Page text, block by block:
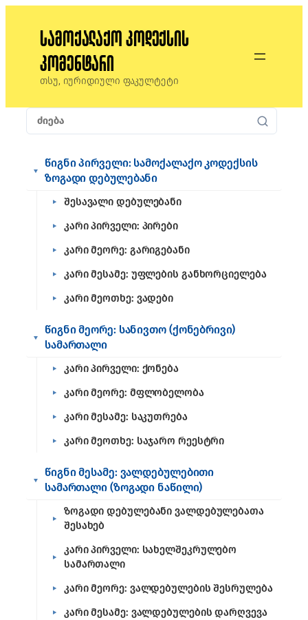
სამოქალაქო კოდექსის
კომენტარი
თსუ, იურიდიული ფაკულტეტი
წიგნი პირველი: სამოქალაქო კოდექსის
ზოგადი დებულებანი
შესავალი დებულებანი
კარი პირველი: პირები
კარი მეორე: გარიგებანი
კარი მესამე: უფლების განხორციელება
კარი მეოთხე: ვადები
წიგნი მეორე: სანივთო (ქონებრივი)
სამართალი
კარი პირველი: ქონება
კარი მეორე: მფლობელობა
კარი მესამე: საკუთრება
კარი მეოთხე: საჯარო რეესტრი
წიგნი მესამე: ვალდებულებითი
სამართალი (ზოგადი ნაწილი)
ზოგადი დებულებანი ვალდებულებათა
შესახებ
კარი პირველი: სახელშეკრულებო
სამართალი
კარი მეორე: ვალდებულების შესრულება
კარი მესამე: ვალდებულების დარღვევა